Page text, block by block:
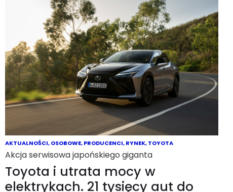
AKTUALNOŚCI,OSOBOWE,PRODUCENCI,RYNEK,TOYOTA
Akcja serwisowa japońskiego giganta
Toyota i utrata mocy w
elektrykach. 21 tysięcy aut do